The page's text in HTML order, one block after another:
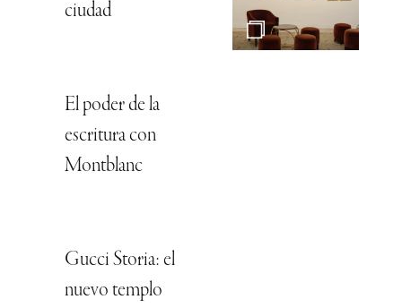
ciudad
El poder de la
escritura con
Montblanc
Gucci Storia: el
nuevo templo